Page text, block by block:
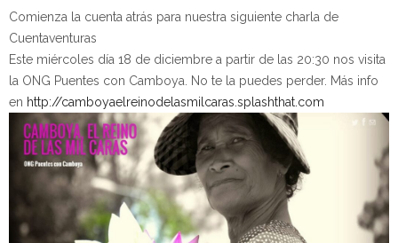
Comienza la cuenta atrás para nuestra siguiente charla de
Cuentaventuras
Este miércoles día 18 de diciembre a partir de las 20:30 nos visita
la ONG Puentes con Camboya. No te la puedes perder. Más info
en http://camboyaelreinodelasmilcaras.splashthat.com